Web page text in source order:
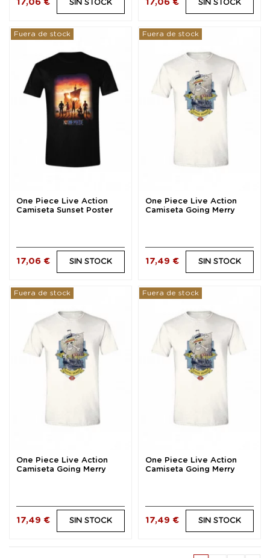
17,06 € SIN STOCK 17,06 € SIN STOCK
Fuera de stock
One Piece Live Action
Camiseta Sunset Poster
17,06 € SIN STOCK
Fuera de stock
One Piece Live Action
Camiseta Going Merry
17,49 € SIN STOCK
Fuera de stock
One Piece Live Action
Camiseta Going Merry
17,49 € SIN STOCK
Fuera de stock
One Piece Live Action
Camiseta Going Merry
17,49 € SIN STOCK